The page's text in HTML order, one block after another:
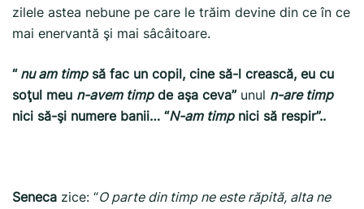
zilele astea nebune pe care le trăim devine din ce în ce
mai enervantă şi mai sâcâitoare.
“nu am timpsă fac un copil, cine să-l crească, eu cu
soţul meu n-avem timpde aşa ceva” unul n-are timp
nici să-şi numere banii… “N-am timpnici să respir”..
Seneca zice: “O parte din timp ne este răpită, alta ne